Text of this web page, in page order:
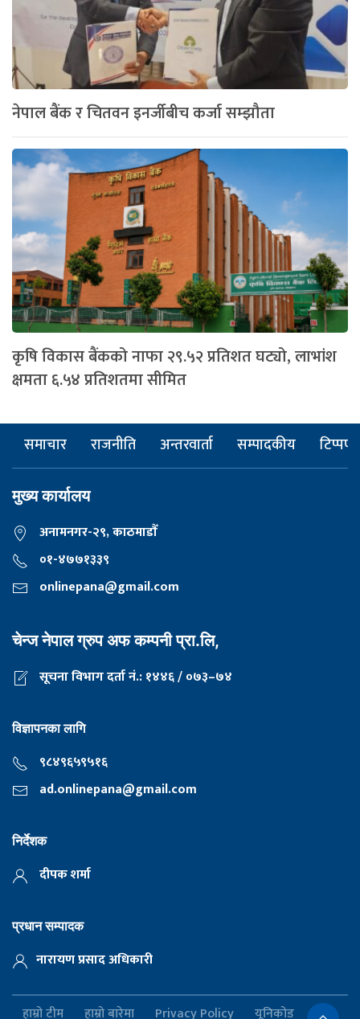
नेपाल बैंक र चितवन इनर्जीबीच कर्जा सम्झौता
कृषि विकास बैंकको नाफा २९.५२ प्रतिशत घट्यो, लाभांश
क्षमता ६.५४ प्रतिशतमा सीमित
समाचार राजनीति अन्तरवार्ता सम्पादकीय टिप्पणी
मुख्य कार्यालय
अनामनगर-२९, काठमाडाैँ
०१-४७७१३३९
onlinepana@gmail.com
चेन्ज नेपाल ग्रुप अफ कम्पनी प्रा.लि,
सूचना विभाग दर्ता नं.: १४४६ / ०७३–७४
विज्ञापनका लागि
९८४९६५९५१६
ad.onlinepana@gmail.com
निर्देशक
दीपक शर्मा
प्रधान सम्पादक
नारायण प्रसाद अधिकारी
हाम्रो टीम हाम्रो बारेमा Privacy Policy यूनिकोड